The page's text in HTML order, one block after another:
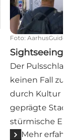
Foto:
Sightseeing
Der
keinen Fall
durch Kultur
geprägte
stürmische
Mehr